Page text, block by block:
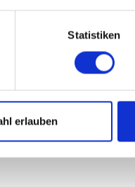
Statistiken
erlauben